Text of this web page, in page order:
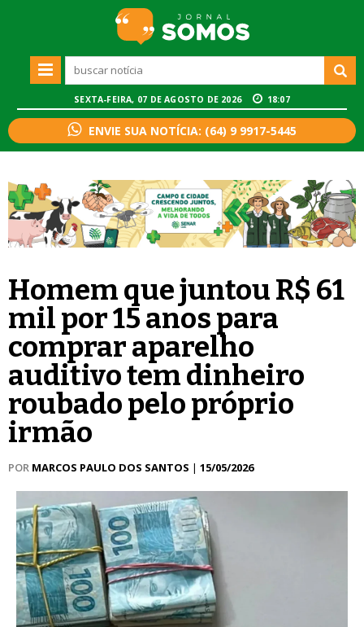
SEXTA-FEIRA, 07 DE AGOSTO DE 2026 18:07
ENVIE SUA NOTÍCIA: (64) 9 9917-5445
Homem que juntou R$ 61
mil por 15 anos para
comprar aparelho
auditivo tem dinheiro
roubado pelo próprio
irmão
POR MARCOS PAULO DOS SANTOS | 15/05/2026